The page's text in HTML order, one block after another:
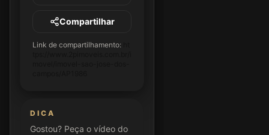
Compartilhar
Link de compartilhamento:
DICA
Gostou? Peça o vídeo do